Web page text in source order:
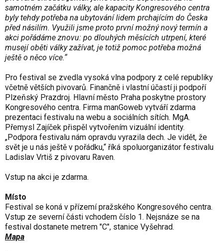
samotném začátku války, ale kapacity Kongresového centra
byly tehdy potřeba na ubytování lidem prchajícím do Česka
před násilím. Využili jsme proto první možný nový termín a
akci pořádáme znovu: po dlouhých měsících utrpení, které
musejí oběti války zažívat, je totiž pomoc potřeba možná
ještě o něco více.“
Pro festival se zvedla vysoká vlna podpory z celé republiky
včetně větších pivovarů. Finančně i vlastní účastí ji podpoří
Plzeňský Prazdroj. Hlavní město Praha poskytne prostory
Kongresového centra. Firma manGoweb vytváří zdarma
prezentaci festivalu na webu a sociálních sítích. MgA.
Přemysl Zajíček přispěl vytvořením vizuální identity.
„Podpora festivalu nám opravdu vyrazila dech. Je vidět, že
svět je u nás ještě v pořádku,“ říká spoluorganizátor festivalu
Ladislav Vrtiš z pivovaru Raven.
Vstup na akci je zdarma.
Místo
Festival se koná v přízemí pražského Kongresového centra.
Vstup ze severní části vchodem číslo 1. Nejsnáze se na
festival dostanete metrem "C", stanice Vyšehrad.
Mapa